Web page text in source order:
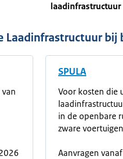
laadinfrastructuur
Laadinfrastructuur bij
SPULA
Voor kosten die
in de openbare
zware
Aanvragen